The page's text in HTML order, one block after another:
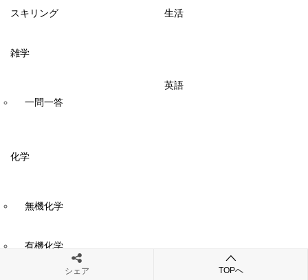
スキリング 生活
雑学
一問一答
英語
化学
無機化学
有機化学
シェア TOPへ